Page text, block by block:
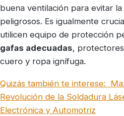
buena ventilación para evitar
peligrosos. Es igualmente
utilicen equipo de protección
gafas adecuadas,
cuero y ropa ignífuga.
Quizás también te interese:
Revolución de la Soldadura
Electrónica y Automotriz